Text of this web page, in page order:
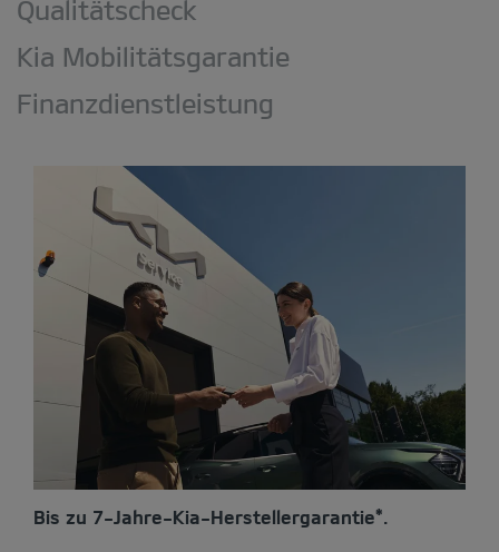
Qualitätscheck
Kia Mobilitätsgarantie
Finanzdienstleistung
Bis zu 7-Jahre-Kia-Herstellergarantie*.